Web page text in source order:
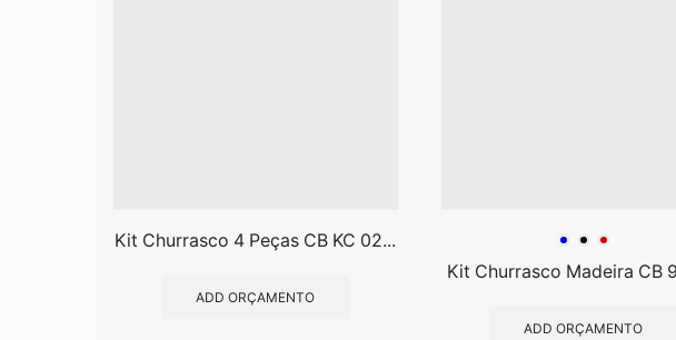
Kit Churrasco 4 Peças CB KC 02...
ADD ORÇAMENTO
Kit Churrasco Madeira CB
ADD ORÇAMENTO